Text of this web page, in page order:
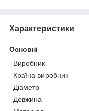
Характеристики
Основні
Виробник
Країна виробник
Діаметр
Довжина